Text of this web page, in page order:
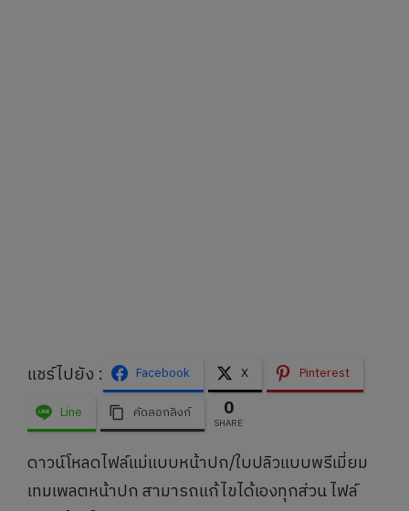
แชร์ไปยัง : Facebook X
Pinterest
Line
คัดลอกลิงก์ 0
SHARE
ดาวน์โหลดไฟล์แม่แบบหน้าปก/ใบปลิวแบบพรีเมี่ยม
เทมเพลตหน้าปก สามารถแก้ไขได้เองทุกส่วน ไฟล์